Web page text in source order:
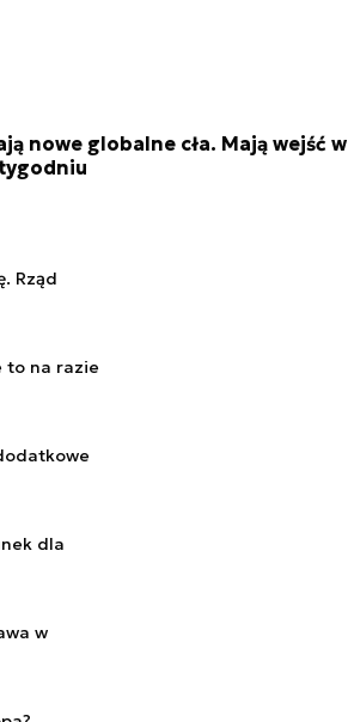
nowe globalne cła. Mają wejść w
Rząd
to na razie
dla
w